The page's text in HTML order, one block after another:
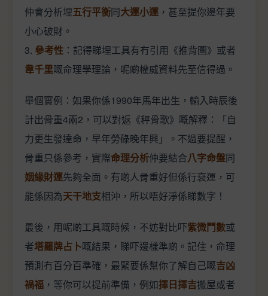
仲會分析埋五行平衡同大運小運 ，甚至提你邊年要
小心破財。
3. 參考性 ：記得睇埋工具有冇引用《推背圖》或者
韋千里嘅命理學理論，呢啲權威資料先至信得過。
舉個實例：如果你係1990年馬年出生，輸入時辰後
計出骨重4兩2，可以對返《秤骨歌》嘅解釋：「自
力更生發達命，早年勞碌晚年興」。不過要提醒，
骨重只係參考，實際命理分析仲要結合八字命盤同
姻緣財運先夠全面。有啲人骨重好但係行衰運，可
能係因為天干地支相沖，所以唔好淨係睇數字！
最後，用呢啲工具嘅時候，不妨對比吓紫微鬥數或
者塔羅牌占卜嘅結果，睇吓邊樣準啲。記住，命理
預測冇百分百準確，最緊要係幫你了解自己嘅吉凶
禍福 ，等你可以提前準備，例如擇日擇吉搬屋或者